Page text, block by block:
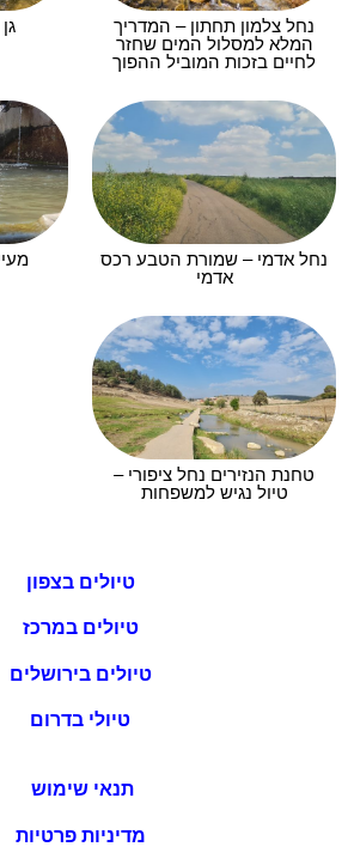
נחל צלמון תחתון – המדריך
המלא למסלול המים שחזר
לחיים בזכות המוביל ההפוך
נחל אדמי – שמורת הטבע רכס
אדמי
טחנת הנזירים נחל ציפורי –
טיול נגיש למשפחות
טיולים בצפון
טיולים במרכז
טיולים בירושלים
טיולי בדרום
תנאי שימוש
מדיניות פרטיות